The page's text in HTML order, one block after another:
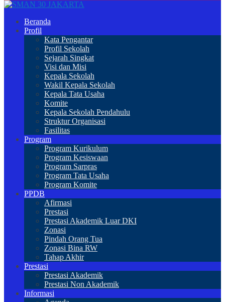
Beranda
Profil
Kata Pengantar
Profil Sekolah
Sejarah Singkat
Visi dan Misi
Kepala Sekolah
Wakil Kepala Sekolah
Kepala Tata Usaha
Komite
Kepala Sekolah Pendahulu
Struktur Organisasi
Fasilitas
Program
Program Kurikulum
Program Kesiswaan
Program Sarpras
Program Tata Usaha
Program Komite
PPDB
Afirmasi
Prestasi
Prestasi Akademik Luar DKI
Zonasi
Pindah Orang Tua
Zonasi Bina RW
Tahap Akhir
Prestasi
Prestasi Akademik
Prestasi Non Akademik
Informasi